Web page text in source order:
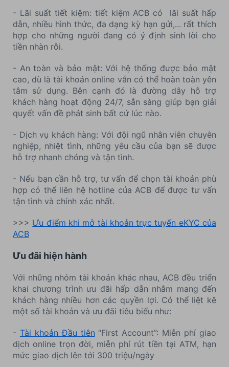
- Lãi suất tiết kiệm: tiết kiệm ACB có lãi suất hấp
dẫn, nhiều hình thức, đa dạng kỳ hạn gửi,... rất thích
hợp cho những người đang có ý định sinh lời cho
tiền nhàn rỗi.
- An toàn và bảo mật: Với hệ thống được bảo mật
cao, dù là tài khoản online vẫn có thể hoàn toàn yên
tâm sử dụng. Bên cạnh đó là đường dây hỗ trợ
khách hàng hoạt động 24/7, sẵn sàng giúp bạn giải
quyết vấn đề phát sinh bất cứ lúc nào.
- Dịch vụ khách hàng: Với đội ngũ nhân viên chuyên
nghiệp, nhiệt tình, những yêu cầu của bạn sẽ được
hỗ trợ nhanh chóng và tận tình.
- Nếu bạn cần hỗ trợ, tư vấn để chọn tài khoản phù
hợp có thể liên hệ hotline của ACB để được tư vấn
tận tình và chính xác nhất.
>>> Ưu điểm khi mở tài khoản trực tuyến eKYC của
ACB
Ưu đãi hiện hành
Với những nhóm tài khoản khác nhau, ACB đều triển
khai chương trình ưu đãi hấp dẫn nhằm mang đến
khách hàng nhiều hơn các quyền lợi. Có thể liệt kê
một số tài khoản và ưu đãi tiêu biểu như:
- Tài khoản Đầu tiên “First Account”: Miễn phí giao
dịch online trọn đời, miễn phí rút tiền tại ATM, hạn
mức giao dịch lên tới 300 triệu/ngày